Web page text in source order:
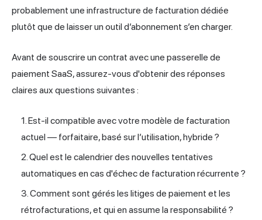
probablement une infrastructure de facturation dédiée
plutôt que de laisser un outil d’abonnement s’en charger.
Avant de souscrire un contrat avec une passerelle de
paiement SaaS, assurez-vous d'obtenir des réponses
claires aux questions suivantes :
Est-il compatible avec votre modèle de facturation
actuel — forfaitaire, basé sur l’utilisation, hybride ?
Quel est le calendrier des nouvelles tentatives
automatiques en cas d'échec de facturation récurrente ?
Comment sont gérés les litiges de paiement et les
rétrofacturations, et qui en assume la responsabilité ?